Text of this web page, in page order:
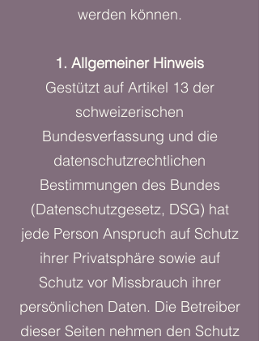
werden können.
1. Allgemeiner Hinweis
Gestützt auf Artikel 13 der
schweizerischen
Bundesverfassung und die
datenschutzrechtlichen
Bestimmungen des Bundes
(Datenschutzgesetz, DSG) hat
jede Person Anspruch auf Schutz
ihrer Privatsphäre sowie auf
Schutz vor Missbrauch ihrer
persönlichen Daten. Die Betreiber
dieser Seiten nehmen den Schutz